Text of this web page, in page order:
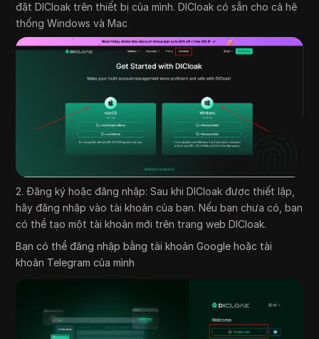
đặt DICloak trên thiết bị của mình. DICloak có sẵn cho cả hệ
thống Windows và Mac
2. Đăng ký hoặc đăng nhập: Sau khi DICloak được thiết lập,
hãy đăng nhập vào tài khoản của bạn. Nếu bạn chưa có, bạn
có thể tạo một tài khoản mới trên trang web DICloak.
Bạn có thể đăng nhập bằng tài khoản Google hoặc tài
khoản Telegram của mình